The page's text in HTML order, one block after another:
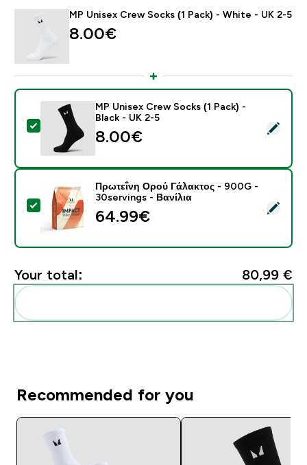
MP Unisex Crew Socks (1 Pack) - White - UK 2-5
8.00€‎
Select this product - MP Unisex Crew Socks (1 Pack)
MP Unisex Crew Socks (1 Pack) -
Black - UK 2-5
8.00€‎
Select this product - Πρωτεΐνη Ορού Γάλακτος -
Πρωτεΐνη Ορού Γάλακτος - 900G -
30servings - Βανίλια
64.99€‎
Your total: 80,99 €‎
Recommended for you